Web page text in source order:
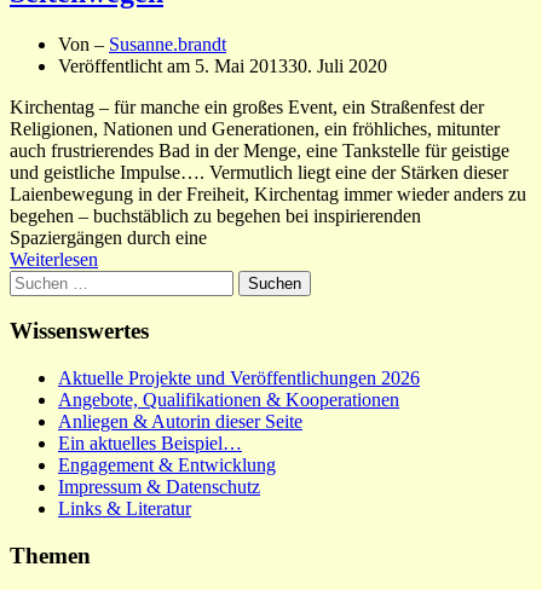
Von – Susanne.brandt
Veröffentlicht am 5. Mai 201330. Juli 2020
Kirchentag – für manche ein großes Event, ein Straßenfest der
Religionen, Nationen und Generationen, ein fröhliches, mitunter
auch frustrierendes Bad in der Menge, eine Tankstelle für geistige
und geistliche Impulse…. Vermutlich liegt eine der Stärken dieser
Laienbewegung in der Freiheit, Kirchentag immer wieder anders zu
begehen – buchstäblich zu begehen bei inspirierenden
Spaziergängen durch eine
Weiterlesen
Suchen
nach:
Wissenswertes
Aktuelle Projekte und Veröffentlichungen 2026
Angebote, Qualifikationen & Kooperationen
Anliegen & Autorin dieser Seite
Ein aktuelles Beispiel…
Engagement & Entwicklung
Impressum & Datenschutz
Links & Literatur
Themen